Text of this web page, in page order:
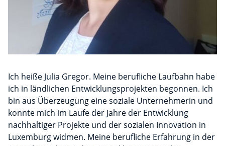
Ich heiße Julia Gregor. Meine berufliche Laufbahn habe
ich in ländlichen Entwicklungsprojekten begonnen. Ich
bin aus Überzeugung eine soziale Unternehmerin und
konnte mich im Laufe der Jahre der Entwicklung
nachhaltiger Projekte und der sozialen Innovation in
Luxemburg widmen. Meine berufliche Erfahrung in der